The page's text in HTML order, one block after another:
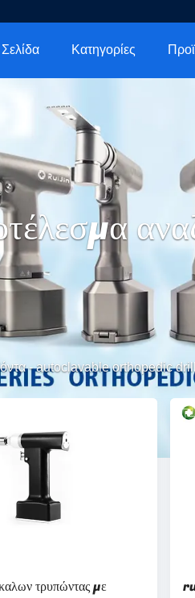
Κατηγορίες
-autoclavable orthopedic drill
τρυπώντας με